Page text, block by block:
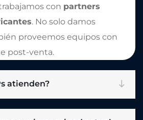
con partners
. No solo damos
proveemos equipos con
post-venta.
atienden?